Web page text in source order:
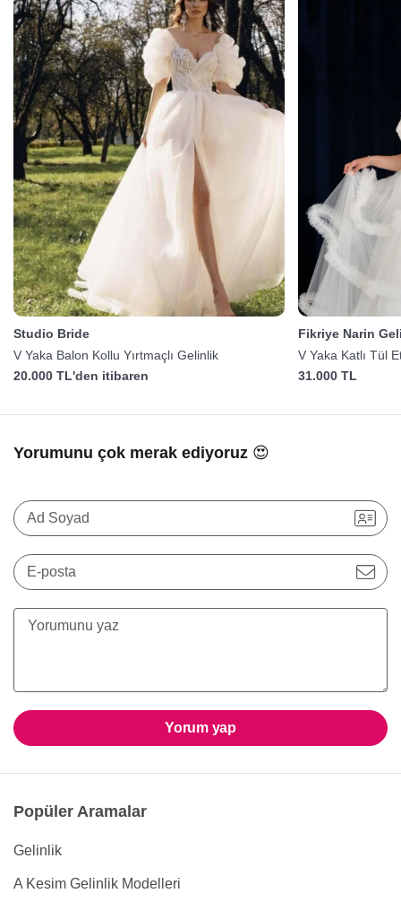
Studio Bride
V Yaka Balon Kollu Yırtmaçlı Gelinlik
20.000 TL'den itibaren
Fikriye Narin
V Yaka Katlı Tül
31.000 TL
Yorumunu çok merak ediyoruz 😍
Ad Soyad
E-posta
Yorum yap
Popüler Aramalar
Gelinlik
A Kesim Gelinlik Modelleri